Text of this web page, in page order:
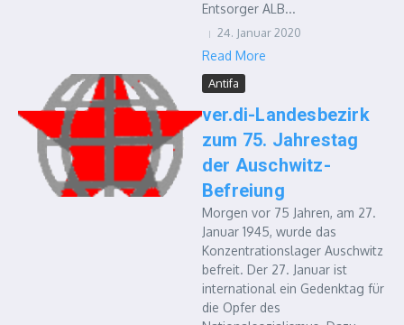
Entsorger ALB...
24. Januar 2020
Read More
Antifa
ver.di-Landesbezirk
zum 75. Jahrestag
der Auschwitz-
Befreiung
Morgen vor 75 Jahren, am 27.
Januar 1945, wurde das
Konzentrationslager Auschwitz
befreit. Der 27. Januar ist
international ein Gedenktag für
die Opfer des